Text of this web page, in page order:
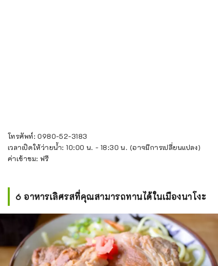
โทรศัพท์: 0980-52-3183
เวลาเปิดให้ว่ายน้ำ: 10:00 น. - 18:30 น. (อาจมีการเปลี่ยนแปลง)
ค่าเข้าชม: ฟรี
6 อาหารเลิศรสที่คุณสามารถทานได้ในเมืองนาโงะ